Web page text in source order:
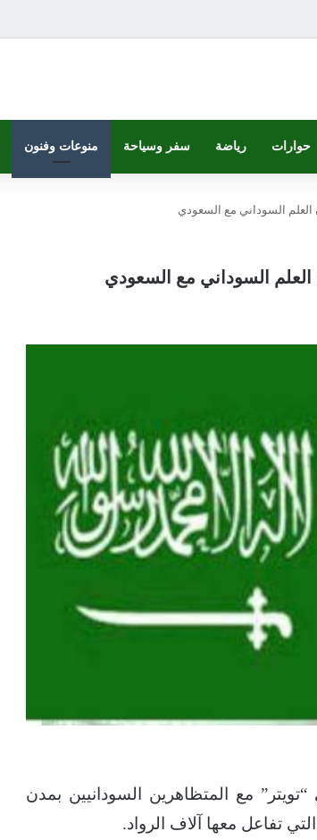
حوارات رياضة سفر وسياحة منوعات وفنون
السوداني مع السعودي
السوداني مع السعودي
مع المتظاهرين السودانيين بمدن
تفاعل معها آلاف الرواد.